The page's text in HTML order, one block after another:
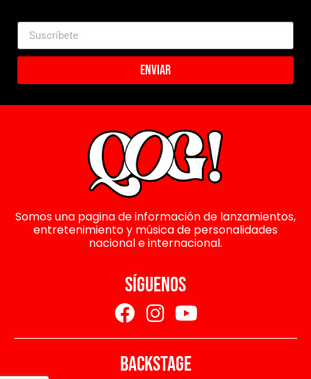
Enviar
Somos una pagina de información de lanzamientos,
entretenimiento y música de personalidades
nacional e internacional.
SÍGUENOS
BACKSTAGE